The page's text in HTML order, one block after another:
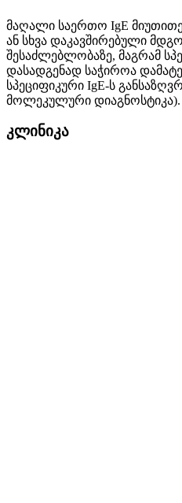
მაღალი საერთო IgE
ან სხვა დაკავშირებული
შესაძლებლობაზე, მაგრამ
დასადგენად საჭიროა
სპეციფიკური IgE-ს
მოლეკულური დიაგნოსტიკა).
კლინიკა